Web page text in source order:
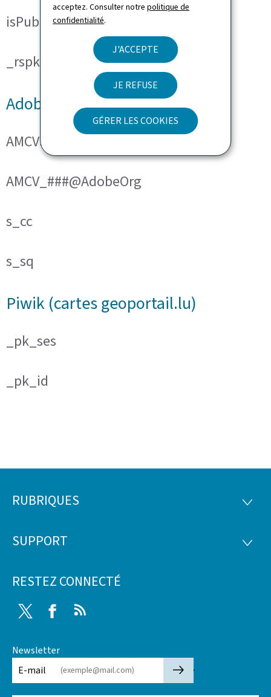
acceptez. Consulter notrepolitique de
confidentialité.
J'ACCEPTE
JE REFUSE
GÉRER LES COOKIES
isPublicWebsite
_rspkrLoadCore (ReadSpeaker)
Adobe Analytics
AMCVS_###@AdobeOrg
AMCV_###@AdobeOrg
s_cc
s_sq
Piwik (cartes geoportail.lu)
_pk_ses
_pk_id
Pied
page
RUBRIQUES
SUPPORT
RESTEZ CONNECTÉ
Twitter Facebook
Newsletter
E-mail
🡒